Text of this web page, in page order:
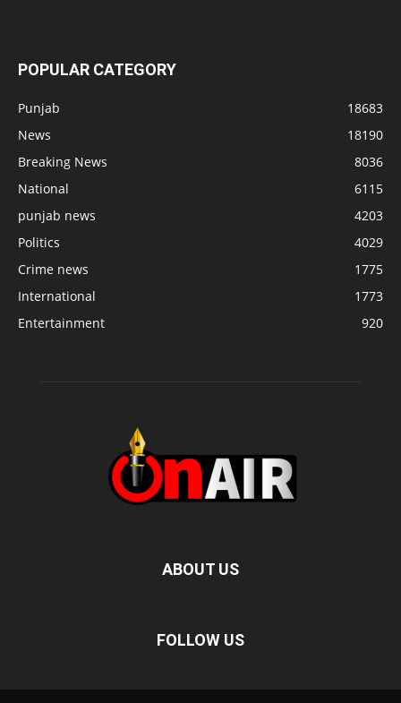
POPULAR CATEGORY
Punjab
18683
News
18190
Breaking News
8036
National
6115
punjab news
4203
Politics
4029
Crime news
1775
International
1773
Entertainment
920
ABOUT US
FOLLOW US